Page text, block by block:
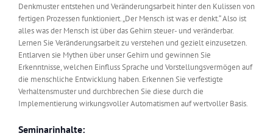
Denkmuster entstehen und Veränderungsarbeit hinter den Kulissen von
fertigen Prozessen funktioniert. „Der Mensch ist was er denkt.“ Also ist
alles was der Mensch ist über das Gehirn steuer- und veränderbar.
Lernen Sie Veränderungsarbeit zu verstehen und gezielt einzusetzen.
Entlarven sie Mythen über unser Gehirn und gewinnen Sie
Erkenntnisse, welchen Einfluss Sprache und Vorstellungsvermögen auf
die menschliche Entwicklung haben. Erkennen Sie verfestigte
Verhaltensmuster und durchbrechen Sie diese durch die
Implementierung wirkungsvoller Automatismen auf wertvoller Basis.
Seminarinhalte: